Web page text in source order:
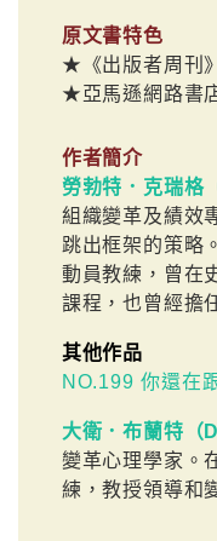
原文書特色
★《出版者周刊
★亞馬遜網路書
作者簡介
勞勃特．克瑞格
組織變革及績效
跳出框架的策略
動員教練，曾在
課程，也曾經擔
其他作品
NO.199 你還在
大衛．布蘭特（
變革心理學家。
練，教授領導和